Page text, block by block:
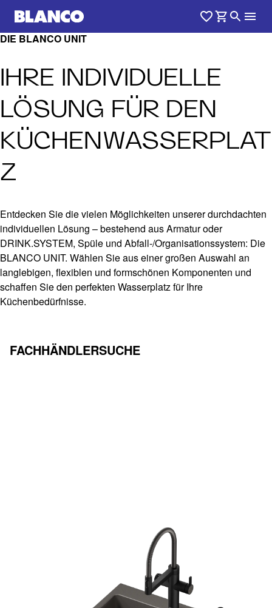
DIE BLANCO UNIT
IHRE INDIVIDUELLE
LÖSUNG FÜR DEN
KÜCHENWASSERPLAT
Z
Entdecken Sie die vielen Möglichkeiten unserer durchdachten
individuellen Lösung – bestehend aus Armatur oder
DRINK.SYSTEM, Spüle und Abfall-/Organisationssystem: Die
BLANCO UNIT. Wählen Sie aus einer großen Auswahl an
langlebigen, flexiblen und formschönen Komponenten und
schaffen Sie den perfekten Wasserplatz für Ihre
Küchenbedürfnisse.
FACHHÄNDLERSUCHE